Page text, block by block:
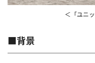
＜「ユニ
■背景